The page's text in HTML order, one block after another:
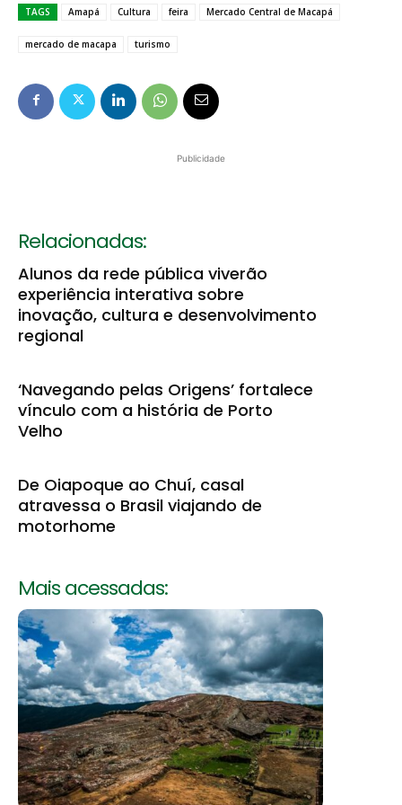
TAGS Amapá Cultura feira Mercado Central de Macapá
mercado de macapa turismo
Publicidade
Relacionadas:
Alunos da rede pública viverão
experiência interativa sobre
inovação, cultura e desenvolvimento
regional
‘Navegando pelas Origens’ fortalece
vínculo com a história de Porto
Velho
De Oiapoque ao Chuí, casal
atravessa o Brasil viajando de
motorhome
Mais acessadas: